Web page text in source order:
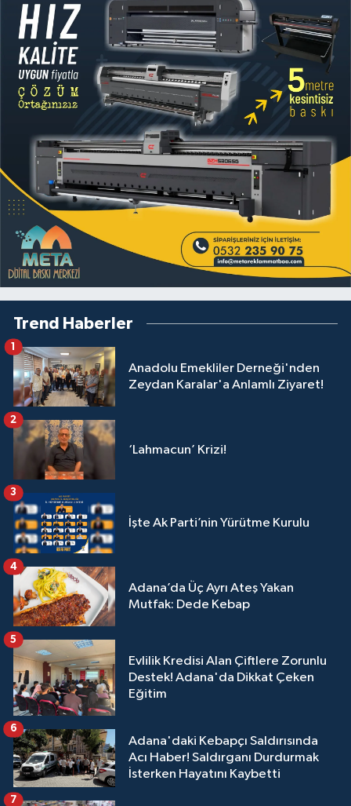
Trend Haberler
Anadolu Emekliler Derneği'nden
Zeydan Karalar'a Anlamlı Ziyaret!
1
‘Lahmacun’ Krizi!
2
İşte Ak Parti’nin Yürütme Kurulu
3
Adana’da Üç Ayrı Ateş Yakan
Mutfak: Dede Kebap
4
Evlilik Kredisi Alan Çiftlere Zorunlu
Destek! Adana'da Dikkat Çeken
Eğitim
5
Adana'daki Kebapçı Saldırısında
Acı Haber! Saldırganı Durdurmak
İsterken Hayatını Kaybetti
6
7